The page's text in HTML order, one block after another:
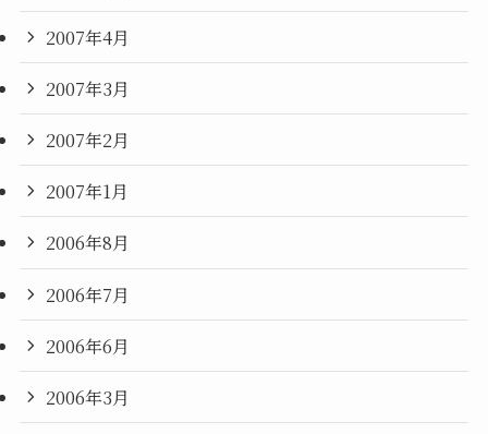
2007年4月
2007年3月
2007年2月
2007年1月
2006年8月
2006年7月
2006年6月
2006年3月